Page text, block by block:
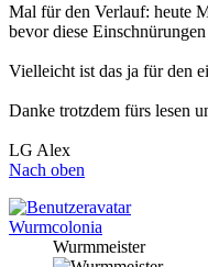
Mal für den Verlauf: heute
bevor diese Einschnürungen
Vielleicht ist das ja für den
Danke trotzdem fürs lesen
LG Alex
Nach oben
Wurmcolonia
Wurmmeister